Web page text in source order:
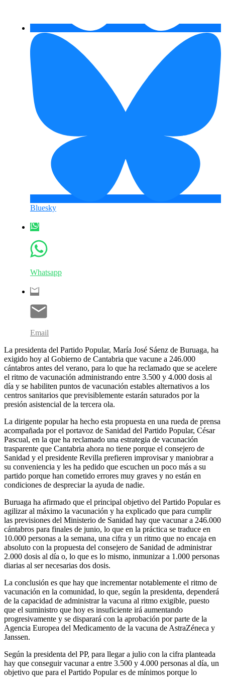
Bluesky
Whatsapp
Email
La presidenta del Partido Popular, María José Sáenz de Buruaga, ha
exigido hoy al Gobierno de Cantabria que vacune a 246.000
cántabros antes del verano, para lo que ha reclamado que se acelere
el ritmo de vacunación administrando entre 3.500 y 4.000 dosis al
día y se habiliten puntos de vacunación estables alternativos a los
centros sanitarios que previsiblemente estarán saturados por la
presión asistencial de la tercera ola.
La dirigente popular ha hecho esta propuesta en una rueda de prensa
acompañada por el portavoz de Sanidad del Partido Popular, César
Pascual, en la que ha reclamado una estrategia de vacunación
trasparente que Cantabria ahora no tiene porque el consejero de
Sanidad y el presidente Revilla prefieren improvisar y maniobrar a
su conveniencia y les ha pedido que escuchen un poco más a su
partido porque han cometido errores muy graves y no están en
condiciones de despreciar la ayuda de nadie.
Buruaga ha afirmado que el principal objetivo del Partido Popular es
agilizar al máximo la vacunación y ha explicado que para cumplir
las previsiones del Ministerio de Sanidad hay que vacunar a 246.000
cántabros para finales de junio, lo que en la práctica se traduce en
10.000 personas a la semana, una cifra y un ritmo que no encaja en
absoluto con la propuesta del consejero de Sanidad de administrar
2.000 dosis al día o, lo que es lo mismo, inmunizar a 1.000 personas
diarias al ser necesarias dos dosis.
La conclusión es que hay que incrementar notablemente el ritmo de
vacunación en la comunidad, lo que, según la presidenta, dependerá
de la capacidad de administrar la vacuna al ritmo exigible, puesto
que el suministro que hoy es insuficiente irá aumentando
progresivamente y se disparará con la aprobación por parte de la
Agencia Europea del Medicamento de la vacuna de AstraZéneca y
Janssen.
Según la presidenta del PP, para llegar a julio con la cifra planteada
hay que conseguir vacunar a entre 3.500 y 4.000 personas al día, un
objetivo que para el Partido Popular es de mínimos porque lo